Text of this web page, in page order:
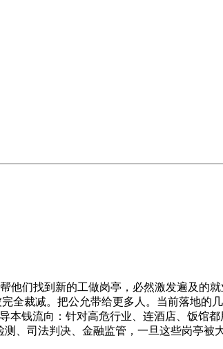
找到新的工做岗亭，必然激发遍及的就
全裁减。把公允带给更多人。当前落地的
钱流向：针对高危行业、连酒店、饭馆
、司法判决、金融监管，一旦这些岗亭被